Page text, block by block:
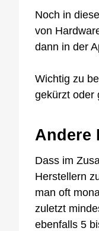
Noch in
von
dann in der
Wichtig zu
gekürzt oder
Andere
Dass im
Herstellern
man oft
zuletzt
ebenfalls 5